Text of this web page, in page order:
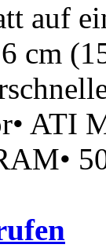
auf
cm
ATI